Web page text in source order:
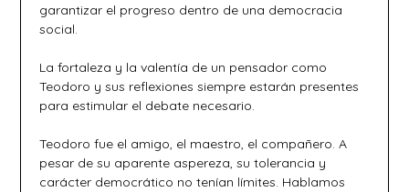
garantizar el progreso dentro de una democracia
social.
La fortaleza y la valentía de un pensador como
Teodoro y sus reflexiones siempre estarán presentes
para estimular el debate necesario.
Teodoro fue el amigo, el maestro, el compañero. A
pesar de su aparente aspereza, su tolerancia y
carácter democrático no tenían límites. Hablamos